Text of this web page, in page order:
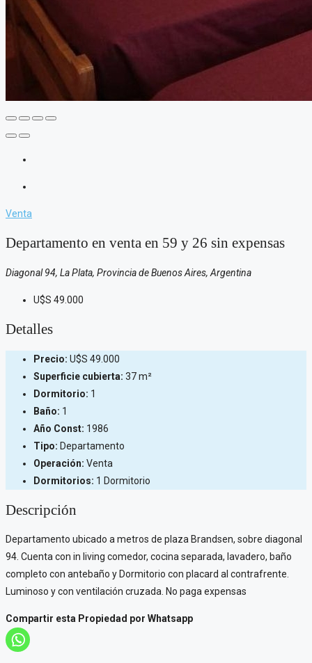
Venta
Departamento en venta en 59 y 26 sin expensas
Diagonal 94, La Plata, Provincia de Buenos Aires, Argentina
U$S 49.000
Detalles
Precio: U$S 49.000
Superficie cubierta: 37 m²
Dormitorio: 1
Baño: 1
Año Const: 1986
Tipo: Departamento
Operación: Venta
Dormitorios: 1 Dormitorio
Descripción
Departamento ubicado a metros de plaza Brandsen, sobre diagonal
94. Cuenta con in living comedor, cocina separada, lavadero, baño
completo con antebaño y Dormitorio con placard al contrafrente.
Luminoso y con ventilación cruzada. No paga expensas
Compartir esta Propiedad por Whatsapp